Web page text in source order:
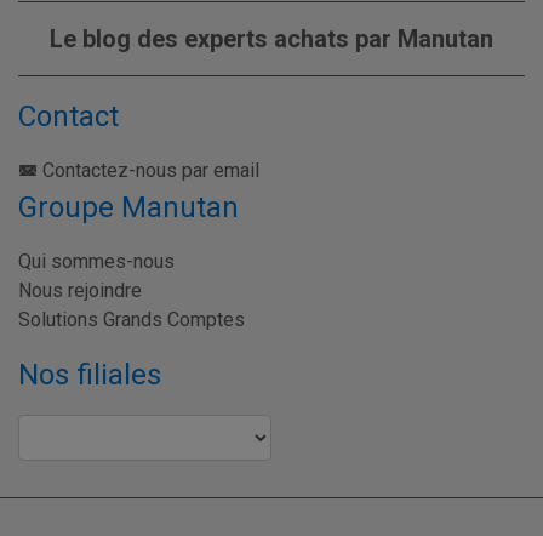
Le blog des experts achats par Manutan
Contact
Contactez-nous par email
Groupe Manutan
Qui sommes-nous
Nous rejoindre
Solutions Grands Comptes
Nos filiales